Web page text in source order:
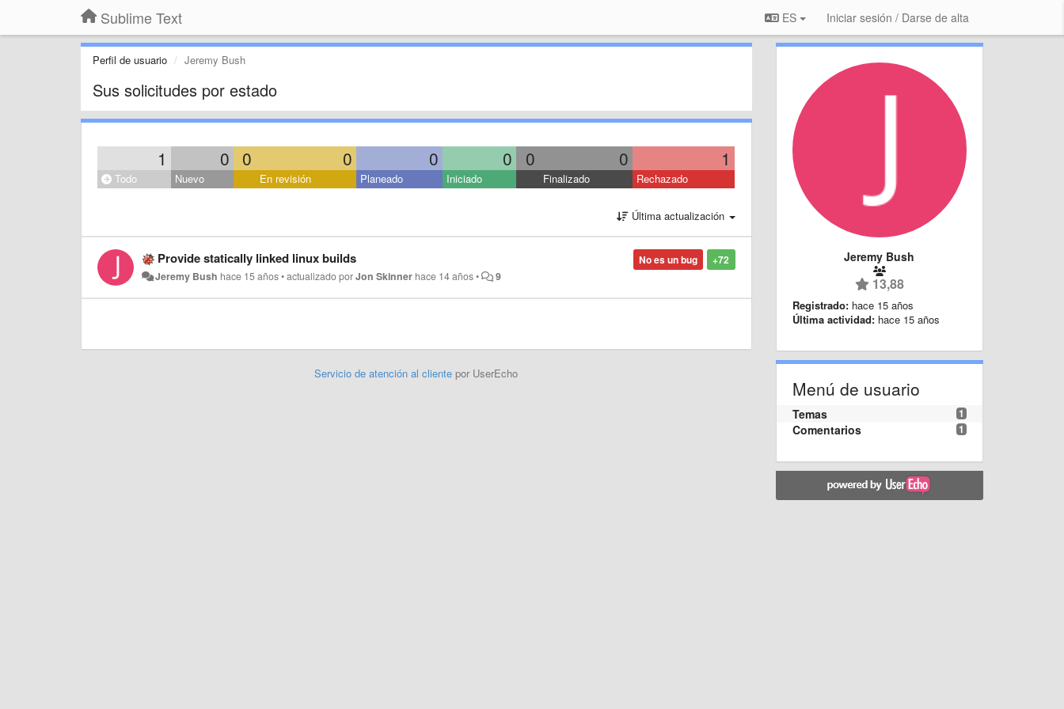
Sublime Text ES Iniciar sesión / Darse de alta
Perfil de usuario Jeremy Bush
Sus solicitudes por estado
1 0 0 0 0 0 0 0 1
Todo Nuevo En revisión Planeado Iniciado Finalizado Rechazado
Última actualización
+72
No es un bug
Provide statically linked linux builds
Jeremy Bush hace 15 años•actualizado porJon Skinner hace 14 años• 9
Servicio de atención al clientepor UserEcho
Jeremy Bush
13,88
Registrado: hace 15 años
Última actividad: hace 15 años
Menú de usuario
1
Temas
1
Comentarios